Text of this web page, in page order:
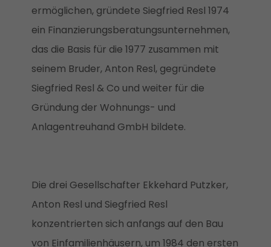
ermöglichen, gründete Siegfried Resl 1974
ein Finanzierungsberatungsunternehmen,
das die Basis für die 1977 zusammen mit
seinem Bruder, Anton Resl, gegründete
Siegfried Resl & Co und weiter für die
Gründung der Wohnungs- und
Anlagentreuhand GmbH bildete.
Die drei Gesellschafter Ekkehard Putzker,
Anton Resl und Siegfried Resl
konzentrierten sich anfangs auf den Bau
von Einfamilienhäusern, um 1984 den ersten